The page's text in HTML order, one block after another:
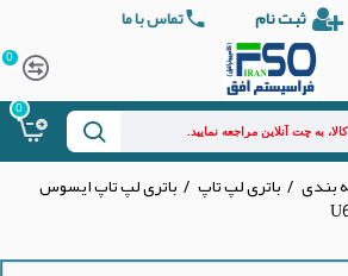
ثبت نام تماس با ما
0
0
بندی باتری لپ تاپ باتری لپ تاپ ایسوس